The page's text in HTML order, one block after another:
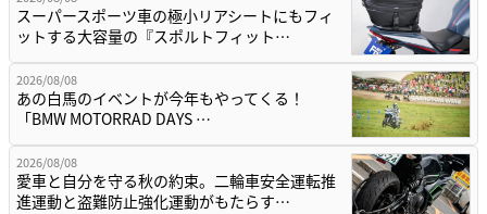
スーパースポーツ車の極小リアシートにもフィ
ットする大容量の『スポルトフィット…
2026/08/08
あの白馬のイベントが今年もやってくる！
「BMW MOTORRAD DAYS …
2026/08/08
愛車と自分を守る秋の約束。二輪車安全運転推
進運動と盗難防止強化運動がもたらす…